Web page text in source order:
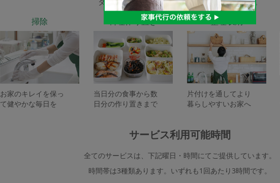
掃除
お家のキレイを保っ
て健やかな毎日を
料理作り置き
当日分の食事から数
日分の作り置きまで
整理収納
片付けを通してより
暮らしやすいお家へ
サービス利用可能時間
全てのサービスは、下記曜日・時間にてご提供しています。
時間帯は3種類あります。いずれも1回あたり3時間です。